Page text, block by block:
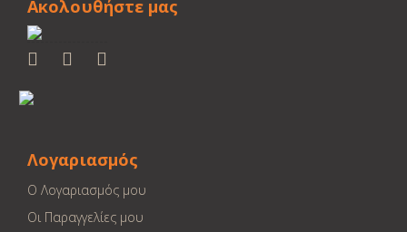
Ακολουθήστε μας
Λογαριασμός
Ο Λογαριασμός μου
Οι Παραγγελίες μου